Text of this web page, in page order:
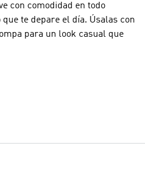
con comodidad en todo
te depare el día. Úsalas con
para un look casual que